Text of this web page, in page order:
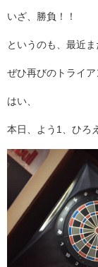
いざ、勝負！！
というのも、最近
ぜひ再びのトライア
はい、
本日、よう1、ひろ